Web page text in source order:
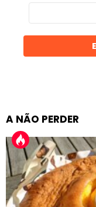
Endereço
email
A NÃO PERDER